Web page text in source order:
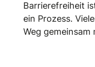
Barrierefreiheit
ein Prozess.
Weg gemeinsam